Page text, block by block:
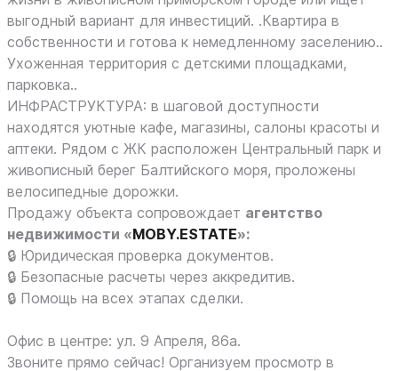
выгодный вариант для инвестиций. .Квартира в
собственности и готова к немедленному заселению..
Ухоженная территория с детскими площадками,
парковка..
ИНФРАСТРУКТУРА: в шаговой доступности
находятся уютные кафе, магазины, салоны красоты и
аптеки. Рядом с ЖК расположен Центральный парк и
живописный берег Балтийского моря, проложены
велосипедные дорожки.
Продажу объекта сопровождает агентство
недвижимости «MOBY.ESTATE»:
🔒 Юридическая проверка документов.
🔒 Безопасные расчеты через аккредитив.
🔒 Помощь на всех этапах сделки.
Офис в центре: ул. 9 Апреля, 86а.
Звоните прямо сейчас! Организуем просмотр в